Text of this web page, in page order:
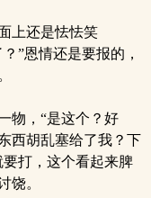
上还是怯怯笑
”恩情还是要报的，
物，“是这个？好
西胡乱塞给了我？下
打，这个看起来脾
饶。